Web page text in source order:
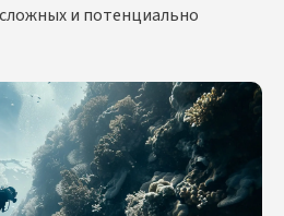
и потенциально